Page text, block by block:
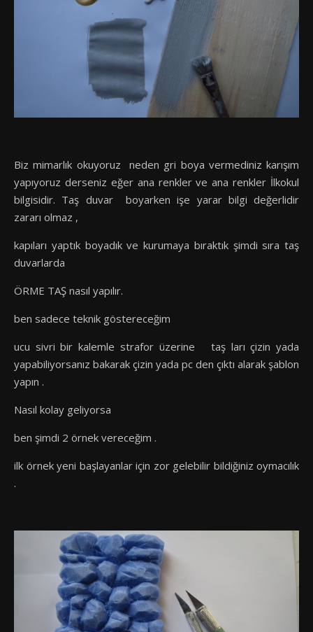
Biz mimarlık okuyoruz neden gri boya vermediniz karışım
yapıyoruz derseniz eğer ana renkler ve ana renkler İlkokul
bilgisidir. Taş duvar boyarken işe yarar bilgi değerlidir
zararı olmaz ,
kapıları yaptık boyadık ve kurumaya bıraktık şimdi sıra taş
duvarlarda
ÖRME TAŞ nasıl yapılır.
ben sadece teknik göstereceğim
ucu sivri bir kalemle strafor üzerine taş ları çizin yada
yapabiliyorsanız bakarak çizin yada pc den çıktı alarak şablon
yapın .
Nasıl kolay geliyorsa
ben şimdi 2 örnek vereceğim .
ilk örnek yeni başlayanlar için zor gelebilir bildiğiniz oymacılık
.